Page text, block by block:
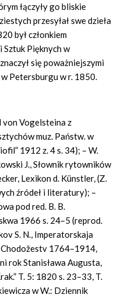
łączyły go bliskie
przesyłał swe dzieła
był członkiem
Sztuk Pięknych w
się poważniejszymi
Petersburgu w r. 1850.
von Vogelsteina z
muz. Państw. w
1912 z. 4 s. 34); – W.
J., Słownik rytowników
Lexikon d. Künstler, (Z.
źródeł i literatury); –
pod red. B. B.
1966 s. 24–5 (reprod.
S. N., Imperatorskaja
1764–1914,
rok Stanisława Augusta,
T. 5: 1820 s. 23–33, T.
w W.: Dziennik